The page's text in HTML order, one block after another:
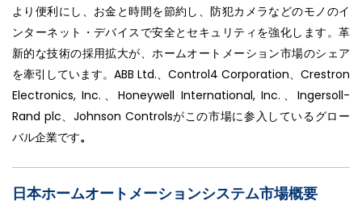
より便利にし、お金と時間を節約し、防犯カメラなどのモノのイ
ンターネット・デバイスで安全とセキュリティを強化します。革
新的な技術の採用拡大が、ホームオートメーション市場のシェア
を牽引しています。ABB Ltd.、Control4 Corporation、Crestron
Electronics, Inc.、Honeywell International, Inc.、Ingersoll-
Rand plc、Johnson Controlsがこの市場に参入しているグロー
バル企業です。
日本ホームオートメーションシステム市場概要